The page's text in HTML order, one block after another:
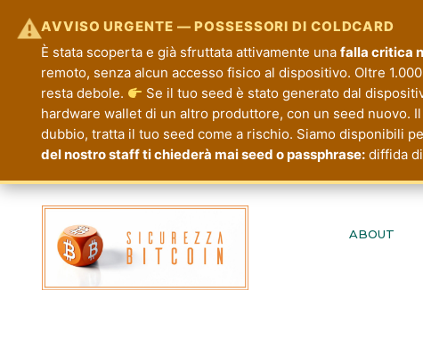
⚠AVVISO URGENTE — POSSESSORI DI COLDCARD
È stata scoperta e già sfruttata attivamente una falla critica
remoto, senza alcun accesso fisico al dispositivo. Oltre
resta debole.
Se il tuo seed è stato generato dal
hardware wallet di un altro produttore, con un seed nuovo.
dubbio, tratta il tuo seed come a rischio. Siamo disponibili
del nostro staff ti chiederà mai seed o passphrase: diffida
Passa
contenuto
ABOUT